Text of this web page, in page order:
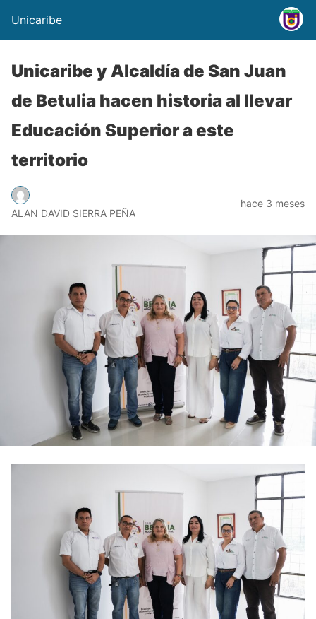
Unicaribe
Unicaribe y Alcaldía de San Juan
de Betulia hacen historia al llevar
Educación Superior a este
territorio
ALAN DAVID SIERRA PEÑA
hace 3 meses